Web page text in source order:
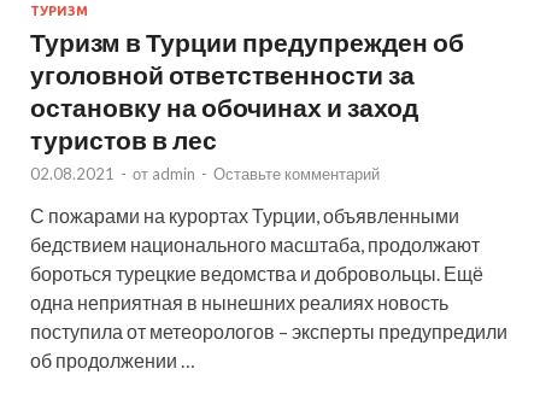
ТУРИЗМ
Туризм в Турции предупрежден об
уголовной ответственности за
остановку на обочинах и заход
туристов в лес
02.08.2021 - от admin - Оставьте комментарий
С пожарами на курортах Турции, объявленными
бедствием национального масштаба, продолжают
бороться турецкие ведомства и добровольцы. Ещё
одна неприятная в нынешних реалиях новость
поступила от метеорологов – эксперты предупредили
об продолжении …